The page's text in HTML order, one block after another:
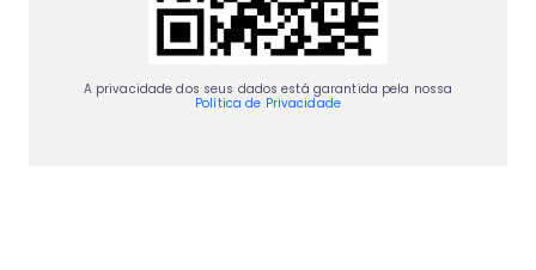
A privacidade dos seus dados está garantida pela nossa
Política de Privacidade